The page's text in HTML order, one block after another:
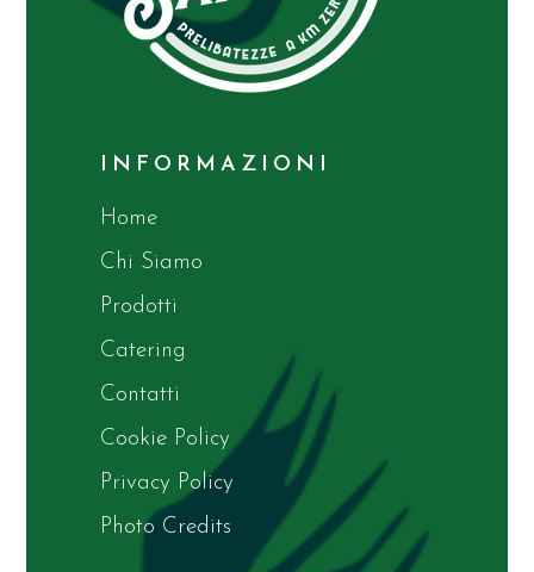
INFORMAZIONI
Home
Chi Siamo
Prodotti
Catering
Contatti
Cookie Policy
Privacy Policy
Photo Credits